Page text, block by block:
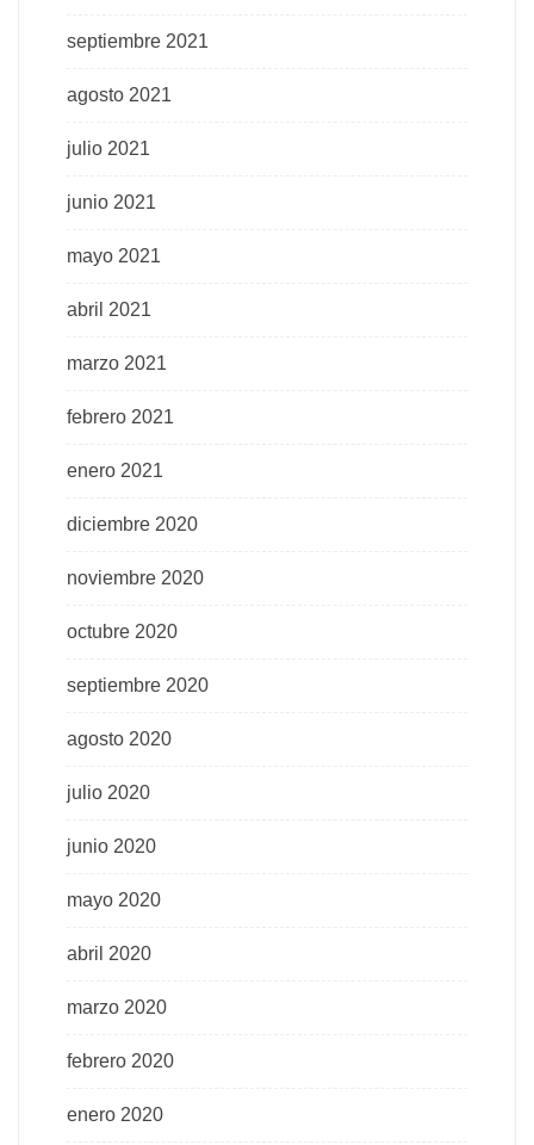
septiembre 2021
agosto 2021
julio 2021
junio 2021
mayo 2021
abril 2021
marzo 2021
febrero 2021
enero 2021
diciembre 2020
noviembre 2020
octubre 2020
septiembre 2020
agosto 2020
julio 2020
junio 2020
mayo 2020
abril 2020
marzo 2020
febrero 2020
enero 2020